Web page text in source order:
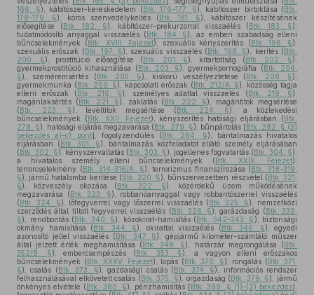
166. §), kábítószer-kereskedelem (Btk. 176–177. §), kábítószer birtoklása (Btk.
178–179. §), kóros szenvedélykeltés (Btk. 181. §), kábítószer készítésének
elősegítése (Btk. 182. §), kábítószer-prekurzorral visszaélés (Btk. 183. §),
tudatmódosító anyaggal visszaélés (Btk. 184. §), az emberi szabadság elleni
bűncselekmények (Btk. XVIII. Fejezet), szexuális kényszerítés (Btk. 196. §),
szexuális erőszak (Btk. 197. §), szexuális visszaélés (Btk. 198. §), kerítés (Btk.
200. §), prostitúció elősegítése (Btk. 201. §), kitartottság (Btk. 202. §),
gyermekprostitúció kihasználása (Btk. 203. §), gyermekpornográfia (Btk. 204.
§), szeméremsértés (Btk. 205. §), kiskorú veszélyeztetése (Btk. 208. §),
gyermekmunka (Btk. 209. §), kapcsolati erőszak (Btk. 212/A. §), közösség tagja
elleni erőszak (Btk. 216. §), személyes adattal visszaélés (Btk. 219. §),
magánlaksértés (Btk. 221. §), zaklatás (Btk. 222. §), magántitok megsértése
(Btk. 223. §), levéltitok megsértése (Btk. 224. §), a közlekedési
bűncselekmények (Btk. XXII. Fejezet), kényszerítés hatósági eljárásban (Btk.
278. §), hatósági eljárás megzavarása (Btk. 279. §), bűnpártolás [Btk. 282. § (3)
bekezdés a)–c) pont], fogolyzendülés (Btk. 284. §), bántalmazás hivatalos
eljárásban (Btk. 301. §), bántalmazás közfeladatot ellátó személy eljárásában
(Btk. 302. §), kényszervallatás (Btk. 303. §), jogellenes fogvatartás (Btk. 304. §),
a hivatalos személy elleni bűncselekmények (Btk. XXIX. Fejezet),
terrorcselekmény (Btk. 314–316/A. §), terrorizmus finanszírozása (Btk. 318–319.
§), jármű hatalomba kerítése (Btk. 320. §), bűnszervezetben részvétel (Btk. 321.
§), közveszély okozása (Btk. 322. §), közérdekű üzem működésének
megzavarása (Btk. 323. §), robbanóanyaggal vagy robbantószerrel visszaélés
(Btk. 324. §), lőfegyverrel vagy lőszerrel visszaélés (Btk. 325. §), nemzetközi
szerződés által tiltott fegyverrel visszaélés (Btk. 326. §), garázdaság (Btk. 339.
§), rendbontás (Btk. 340. §), közokirat-hamisítás (Btk. 342–343. § ), biztonsági
okmány hamisítása (Btk. 344. §), okirattal visszaélés (Btk. 346. §), egyedi
azonosító jellel visszaélés (Btk. 347. §), gépjármű kilométer-számláló műszer
által jelzett érték meghamisítása (Btk. 348. §), határzár megrongálása (Btk.
352/B. §), embercsempészés (Btk. 353. §), a vagyon elleni erőszakos
bűncselekmények (Btk. XXXV. Fejezet), lopás (Btk. 370. §), rongálás (Btk. 371.
§), csalás (Btk. 373. §), gazdasági csalás (Btk. 374. §), információs rendszer
felhasználásával elkövetett csalás (Btk. 375. §), orgazdaság (Btk. 379. §), jármű
önkényes elvétele (Btk. 380. §), pénzhamisítás [Btk. 389. § (1)–(2) bekezdés],